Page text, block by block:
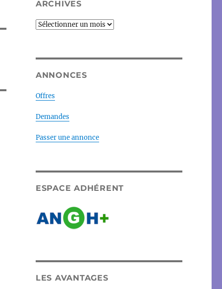
ARCHIVES
Archives
ANNONCES
Offres
Demandes
Passer une annonce
ESPACE ADHÉRENT
LES AVANTAGES